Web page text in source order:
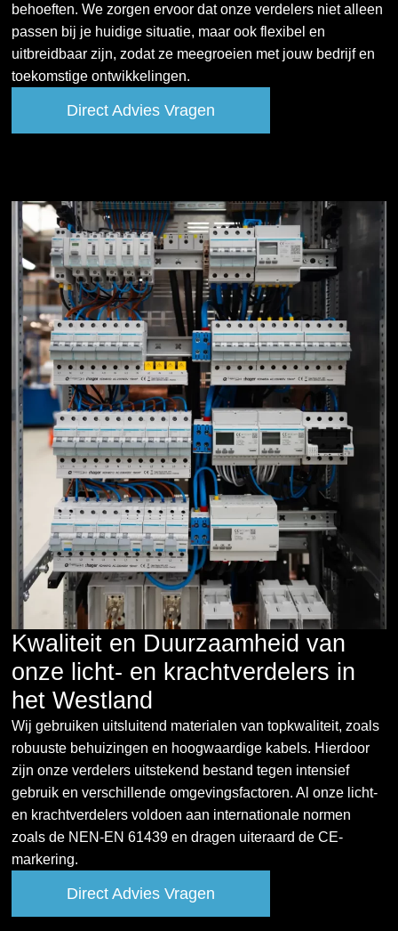
behoeften. We zorgen ervoor dat onze verdelers niet alleen
passen bij je huidige situatie, maar ook flexibel en
uitbreidbaar zijn, zodat ze meegroeien met jouw bedrijf en
toekomstige ontwikkelingen.
Direct Advies Vragen
Kwaliteit en Duurzaamheid van
onze licht- en krachtverdelers in
het Westland
Wij gebruiken uitsluitend materialen van topkwaliteit, zoals
robuuste behuizingen en hoogwaardige kabels. Hierdoor
zijn onze verdelers uitstekend bestand tegen intensief
gebruik en verschillende omgevingsfactoren. Al onze licht-
en krachtverdelers voldoen aan internationale normen
zoals de NEN-EN 61439 en dragen uiteraard de CE-
markering.
Direct Advies Vragen